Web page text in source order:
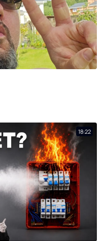
18:22